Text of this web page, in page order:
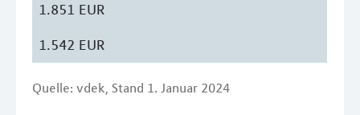
1.851 EUR
1.542 EUR
Quelle: vdek, Stand 1. Januar 2024